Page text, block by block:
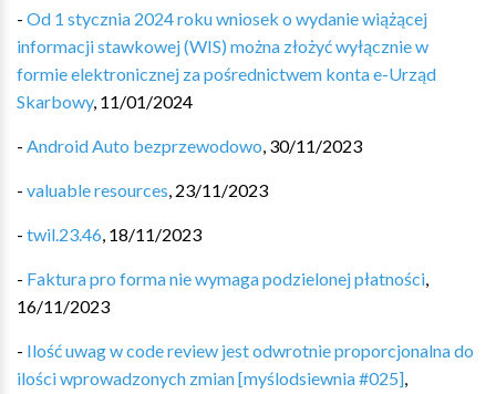
- Od 1 stycznia 2024 roku wniosek o wydanie wiążącej
informacji stawkowej (WIS) można złożyć wyłącznie w
formie elektronicznej za pośrednictwem konta e-Urząd
Skarbowy, 11/01/2024
- Android Auto bezprzewodowo, 30/11/2023
- valuable resources, 23/11/2023
- twil.23.46, 18/11/2023
- Faktura pro forma nie wymaga podzielonej płatności,
16/11/2023
- Ilość uwag w code review jest odwrotnie proporcjonalna do
ilości wprowadzonych zmian [myślodsiewnia #025],